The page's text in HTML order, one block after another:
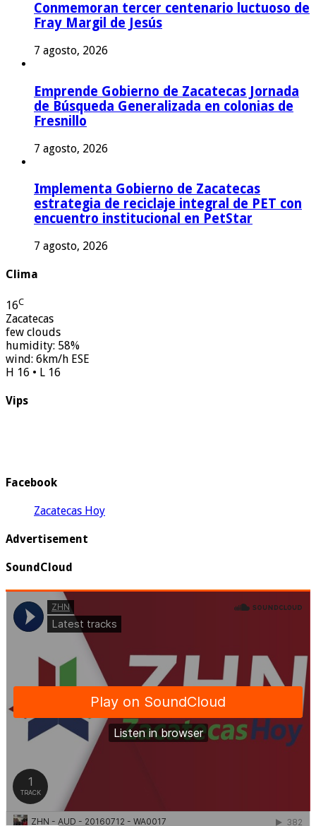
Conmemoran tercer centenario luctuoso de
Fray Margil de Jesús
7 agosto, 2026
Emprende Gobierno de Zacatecas Jornada
de Búsqueda Generalizada en colonias de
Fresnillo
7 agosto, 2026
Implementa Gobierno de Zacatecas
estrategia de reciclaje integral de PET con
encuentro institucional en PetStar
7 agosto, 2026
Clima
16C
Zacatecas
few clouds
humidity: 58%
wind: 6km/h ESE
H 16 • L 16
Vips
Facebook
Zacatecas Hoy
Advertisement
SoundCloud